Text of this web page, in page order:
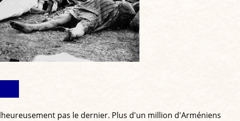
pas le dernier. Plus d'un million d'Arméniens